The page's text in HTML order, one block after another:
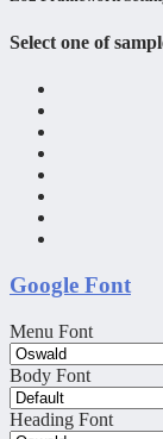
Select one of
Google Font
Menu Font
Body Font
Heading Font